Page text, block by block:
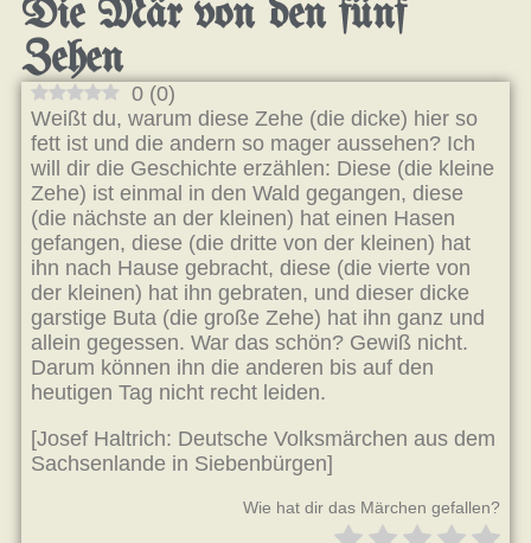
Die Mär von den fünf
Zehen
0 (0)
Weißt du, warum diese Zehe (die dicke) hier so
fett ist und die andern so mager aussehen? Ich
will dir die Geschichte erzählen: Diese (die kleine
Zehe) ist einmal in den Wald gegangen, diese
(die nächste an der kleinen) hat einen Hasen
gefangen, diese (die dritte von der kleinen) hat
ihn nach Hause gebracht, diese (die vierte von
der kleinen) hat ihn gebraten, und dieser dicke
garstige Buta (die große Zehe) hat ihn ganz und
allein gegessen. War das schön? Gewiß nicht.
Darum können ihn die anderen bis auf den
heutigen Tag nicht recht leiden.
[Josef Haltrich: Deutsche Volksmärchen aus dem
Sachsenlande in Siebenbürgen]
Wie hat dir das Märchen gefallen?